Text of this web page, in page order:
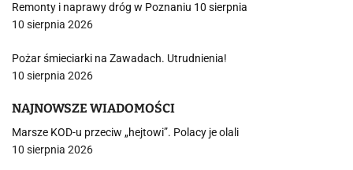
Remonty i naprawy dróg w Poznaniu 10 sierpnia
10 sierpnia 2026
Pożar śmieciarki na Zawadach. Utrudnienia!
10 sierpnia 2026
NAJNOWSZE WIADOMOŚCI
Marsze KOD-u przeciw „hejtowi”. Polacy je olali
10 sierpnia 2026